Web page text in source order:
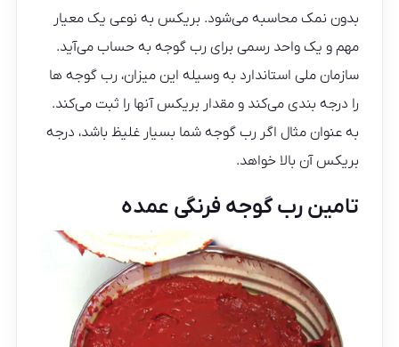
بدون نمک محاسبه می‌شود. بریکس به نوعی یک معیار
مهم و یک واحد رسمی برای رب گوجه به حساب می‌آید.
سازمان ملی استاندارد به وسیله این میزان، رب گوجه ها
را درجه بندی می‌کند و مقدار بریکس آنها را ثبت می‌کند.
به عنوان مثال اگر رب گوجه شما بسیار غلیظ باشد، درجه
بریکس آن بالا خواهد.
تامین رب گوجه فرنگی عمده